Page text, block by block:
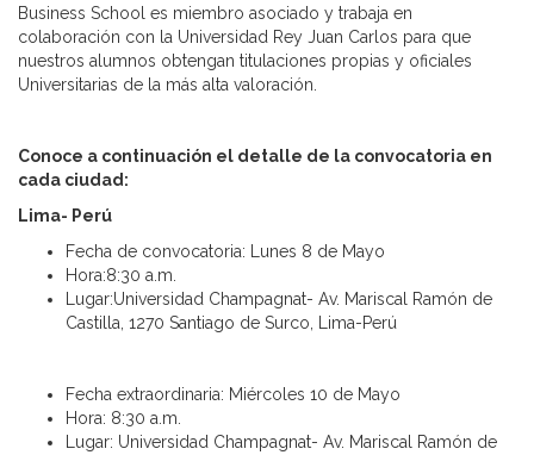
Business School es miembro asociado y trabaja en
colaboración con la Universidad Rey Juan Carlos para que
nuestros alumnos obtengan titulaciones propias y oficiales
Universitarias de la más alta valoración.
Conoce a continuación el detalle de la convocatoria en
cada ciudad:
Lima- Perú
Fecha de convocatoria: Lunes 8 de Mayo
Hora:8:30 a.m.
Lugar:Universidad Champagnat- Av. Mariscal Ramón de
Castilla, 1270 Santiago de Surco, Lima-Perú
Fecha extraordinaria: Miércoles 10 de Mayo
Hora: 8:30 a.m.
Lugar: Universidad Champagnat- Av. Mariscal Ramón de